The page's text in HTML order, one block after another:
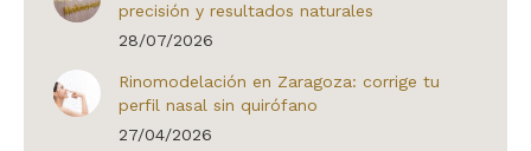
precisión y resultados naturales
28/07/2026
Rinomodelación en Zaragoza: corrige tu
perfil nasal sin quirófano
27/04/2026